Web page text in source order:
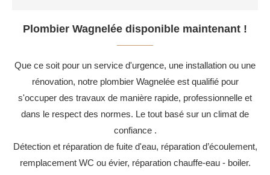
Plombier Wagnelée disponible maintenant !
Que ce soit pour un service d'urgence, une installation ou une
rénovation, notre plombier Wagnelée est qualifié pour
s'occuper des travaux de manière rapide, professionnelle et
dans le respect des normes. Le tout basé sur un climat de
confiance .
Détection et réparation de fuite d'eau, réparation d’écoulement,
remplacement WC ou évier, réparation chauffe-eau - boiler.